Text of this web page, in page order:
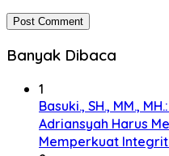
Banyak Dibaca
1
Basuki., SH., MM.,
Adriansyah Harus
Memperkuat